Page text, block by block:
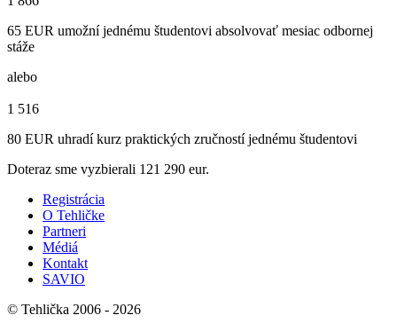
65 EUR umožní jednému študentovi absolvovať mesiac odbornej
stáže
alebo
1 516
80 EUR uhradí kurz praktických zručností jednému študentovi
Doteraz sme vyzbierali 121 290 eur.
Registrácia
O Tehličke
Partneri
Médiá
Kontakt
SAVIO
© Tehlička 2006 - 2026